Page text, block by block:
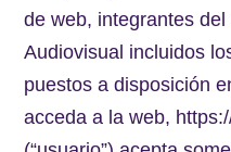
de web, integrantes
Audiovisual incluidos
puestos a disposición
acceda a la web,